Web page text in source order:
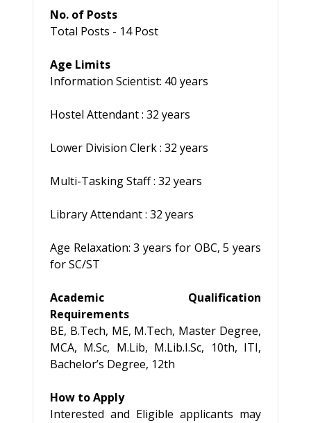
No. of Posts
Total Posts - 14 Post
Age Limits
Information Scientist: 40 years
Hostel Attendant : 32 years
Lower Division Clerk : 32 years
Multi-Tasking Staff : 32 years
Library Attendant : 32 years
Age Relaxation: 3 years for OBC, 5 years
for SC/ST
Academic Qualification
Requirements
BE, B.Tech, ME, M.Tech, Master Degree,
MCA, M.Sc, M.Lib, M.Lib.I.Sc, 10th, ITI,
Bachelor’s Degree, 12th
How to Apply
Interested and Eligible applicants may